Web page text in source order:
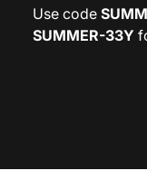
Use code
SUMMER-33Y